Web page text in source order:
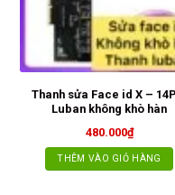
Thanh sửa Face id X –
Luban không khò hàn
480.000₫
THÊM VÀO GIỎ HÀNG